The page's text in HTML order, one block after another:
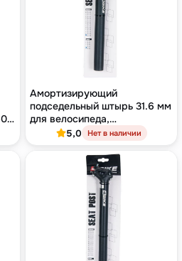
Амортизирующий
подседельный штырь 31.6 мм
для велосипеда,
одноболтовый, длина 350
мм, оффсет 18 мм, чёрный
5,0 Нет в наличии